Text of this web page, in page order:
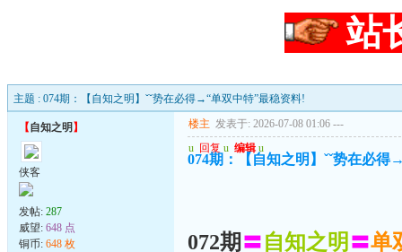
站
主题 : 074期：【自知之明】ˇˇ势在必得→“单双中特”最稳资料!
【自知之明 】
侠客
发帖: 287
威望: 648 点
铜币: 648 枚
楼主 发表于: 2026-07-08 01:06 ---
u 回复 u 编辑 u
074期：【自知之明】ˇˇ势在必
072期 〓自知之明 〓单